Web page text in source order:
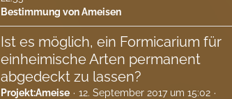
Bestimmung von Ameisen
Ist es möglich, ein Formicarium für
einheimische Arten permanent
abgedeckt zu lassen?
Projekt:Ameise
12. September 2017 um 15:02